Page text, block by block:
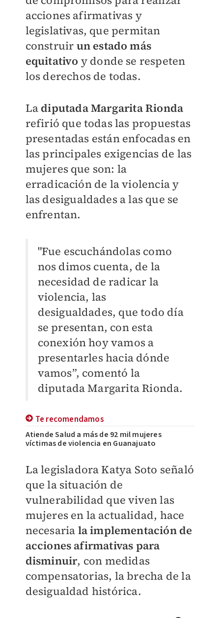
acciones afirmativas y
legislativas, que permitan
construir un estado más
equitativo y donde se respeten
los derechos de todas.
La diputada Margarita Rionda
refirió que todas las propuestas
presentadas están enfocadas en
las principales exigencias de las
mujeres que son: la
erradicación de la violencia y
las desigualdades a las que se
enfrentan.
"Fue escuchándolas como
nos dimos cuenta, de la
necesidad de radicar la
violencia, las
desigualdades, que todo día
se presentan, con esta
conexión hoy vamos a
presentarles hacia dónde
vamos”, comentó la
diputada Margarita Rionda.
Te recomendamos
Atiende Salud a más de 92 mil mujeres
víctimas de violencia en Guanajuato
La legisladora Katya Soto señaló
que la situación de
vulnerabilidad que viven las
mujeres en la actualidad, hace
necesaria la implementación de
acciones afirmativas para
disminuir, con medidas
compensatorias, la brecha de la
desigualdad histórica.